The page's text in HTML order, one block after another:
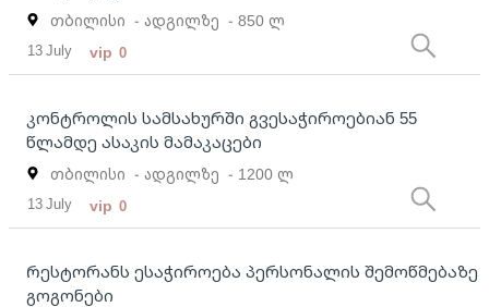
თბილისი - ადგილზე - 850 ლ
13 July vip 0
კონტროლის სამსახურში გვესაჭიროებიან 55
წლამდე ასაკის მამაკაცები
თბილისი - ადგილზე - 1200 ლ
13 July vip 0
Რესტორანს ესაჭიროება პერსონალის შემოწმებაზე
გოგონები